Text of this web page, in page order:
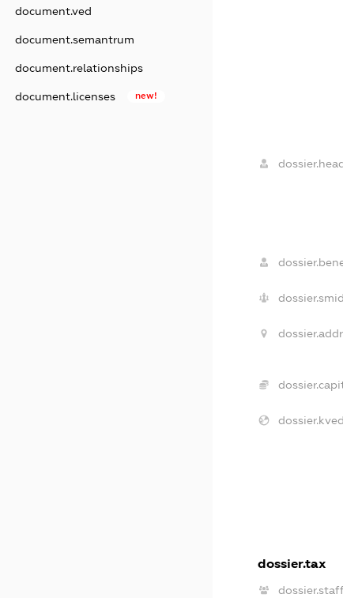
document.ved
document.semantrum
document.relationships
document.licenses new!
dossier.tax
dossier.staff